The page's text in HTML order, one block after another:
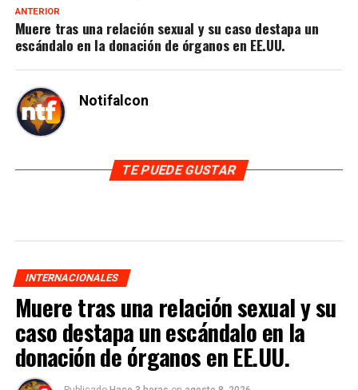
ANTERIOR
Muere tras una relación sexual y su caso destapa un
escándalo en la donación de órganos en EE.UU.
Notifalcon
TE PUEDE GUSTAR
INTERNACIONALES
Muere tras una relación sexual y su
caso destapa un escándalo en la
donación de órganos en EE.UU.